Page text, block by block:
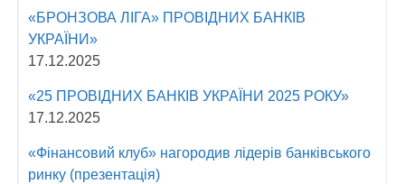
«БРОНЗОВА ЛІГА» ПРОВІДНИХ БАНКІВ
УКРАЇНИ»
17.12.2025
«25 ПРОВІДНИХ БАНКІВ УКРАЇНИ 2025 РОКУ»
17.12.2025
«Фінансовий клуб» нагородив лідерів банківського
ринку (презентація)